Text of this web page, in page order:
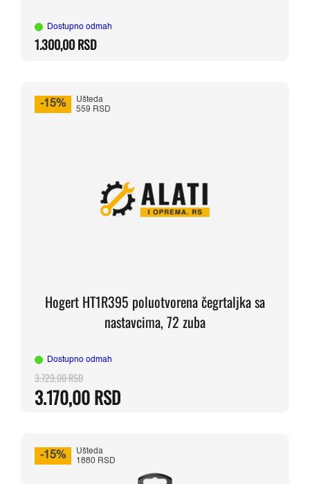
Dostupno odmah
1.300,00RSD
-15%
Ušteda
559 RSD
Hogert HT1R395 poluotvorena čegrtaljka sa
nastavcima, 72 zuba
Dostupno odmah
3.729,00RSDOriginalna
cena
3.729,00 RSD.
3.170,00RSD
Trenutna
cena
-15%
Ušteda
1880 RSD